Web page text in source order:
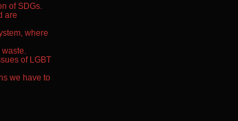
of SDGs.
are
where
of LGBT
we have to